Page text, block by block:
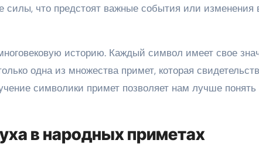
силы, что предстоят важные события или изменения
историю. Каждый символ имеет свое
одна из множества примет, которая
символики примет позволяет нам лучше
в народных приметах